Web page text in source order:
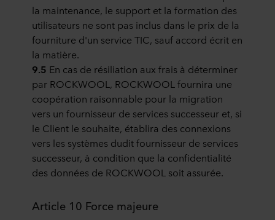
la maintenance, le support et la formation des
utilisateurs ne sont pas inclus dans le prix de la
fourniture d'un service TIC, sauf accord écrit en
la matière.
9.5 En cas de résiliation aux frais à déterminer
par ROCKWOOL, ROCKWOOL fournira une
coopération raisonnable pour la migration
vers un fournisseur de services successeur et, si
le Client le souhaite, établira des connexions
vers les systèmes dudit fournisseur de services
successeur, à condition que la confidentialité
des données de ROCKWOOL soit assurée.
Article 10 Force majeure